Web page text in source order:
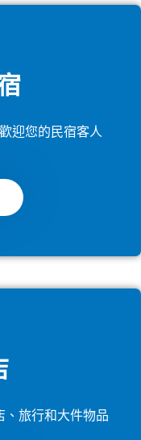
迎您的民宿客人
、旅行和大件物品